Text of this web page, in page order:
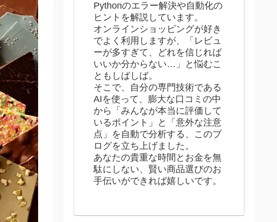
Pythonのエラー解決や自動化の
ヒントを解説しています。
オンラインショッピングが好き
でよく利用しますが、「レビュ
ーが多すぎて、どれを信じれば
いいか分からない…」と悩むこ
ともしばしば。
そこで、自分の専門技術である
AIを使って、膨大な口コミの中
から「みんなが本当に評価して
いるポイント」と「意外な注意
点」を自動で分析する、このブ
ログを立ち上げました。
あなたの貴重な時間とお金を無
駄にしない、賢い商品選びのお
手伝いができれば嬉しいです。